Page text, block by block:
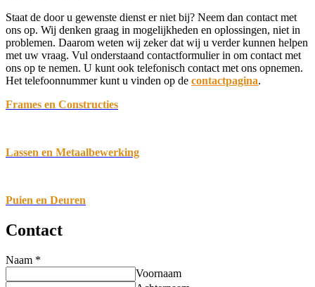
Staat de door u gewenste dienst er niet bij? Neem dan contact met
ons op. Wij denken graag in mogelijkheden en oplossingen, niet in
problemen. Daarom weten wij zeker dat wij u verder kunnen helpen
met uw vraag. Vul onderstaand contactformulier in om contact met
ons op te nemen. U kunt ook telefonisch contact met ons opnemen.
Het telefoonnummer kunt u vinden op de contactpagina.
Frames en Constructies
Lassen en Metaalbewerking
Puien en Deuren
Contact
Naam *
Voornaam